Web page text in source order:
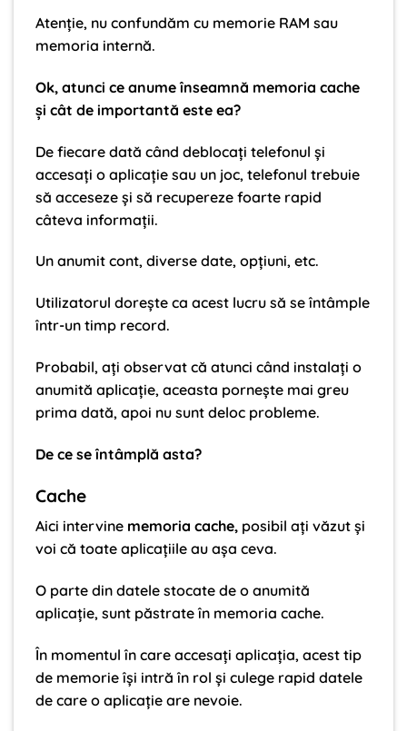
Atenție, nu confundăm cu memorie RAM sau
memoria internă.
Ok, atunci ce anume înseamnă memoria cache
și cât de importantă este ea?
De fiecare dată când deblocați telefonul și
accesați o aplicație sau un joc, telefonul trebuie
să acceseze și să recupereze foarte rapid
câteva informații.
Un anumit cont, diverse date, opțiuni, etc.
Utilizatorul dorește ca acest lucru să se întâmple
într-un timp record.
Probabil, ați observat că atunci când instalați o
anumită aplicație, aceasta pornește mai greu
prima dată, apoi nu sunt deloc probleme.
De ce se întâmplă asta?
Cache
Aici intervine memoria cache, posibil ați văzut și
voi că toate aplicațiile au așa ceva.
O parte din datele stocate de o anumită
aplicație, sunt păstrate în memoria cache.
În momentul în care accesați aplicația, acest tip
de memorie își intră în rol și culege rapid datele
de care o aplicație are nevoie.